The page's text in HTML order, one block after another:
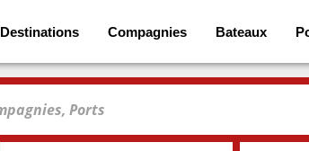
Destinations Compagnies Bateaux